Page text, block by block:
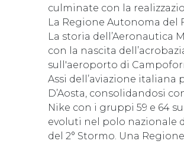
culminate con la
La Regione Autonoma del
La storia dell’Aeronautica
con la nascita
sull'aeroporto di
Assi dell’aviazione italiana
D’Aosta, consolidandosi
Nike con i gruppi 59 e 64
evoluti nel polo nazionale
del 2° Stormo. Una